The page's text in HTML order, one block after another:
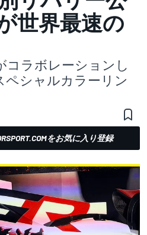
世界最速の
コラボレーションし
ペシャルカラーリン
をお気に入り登録